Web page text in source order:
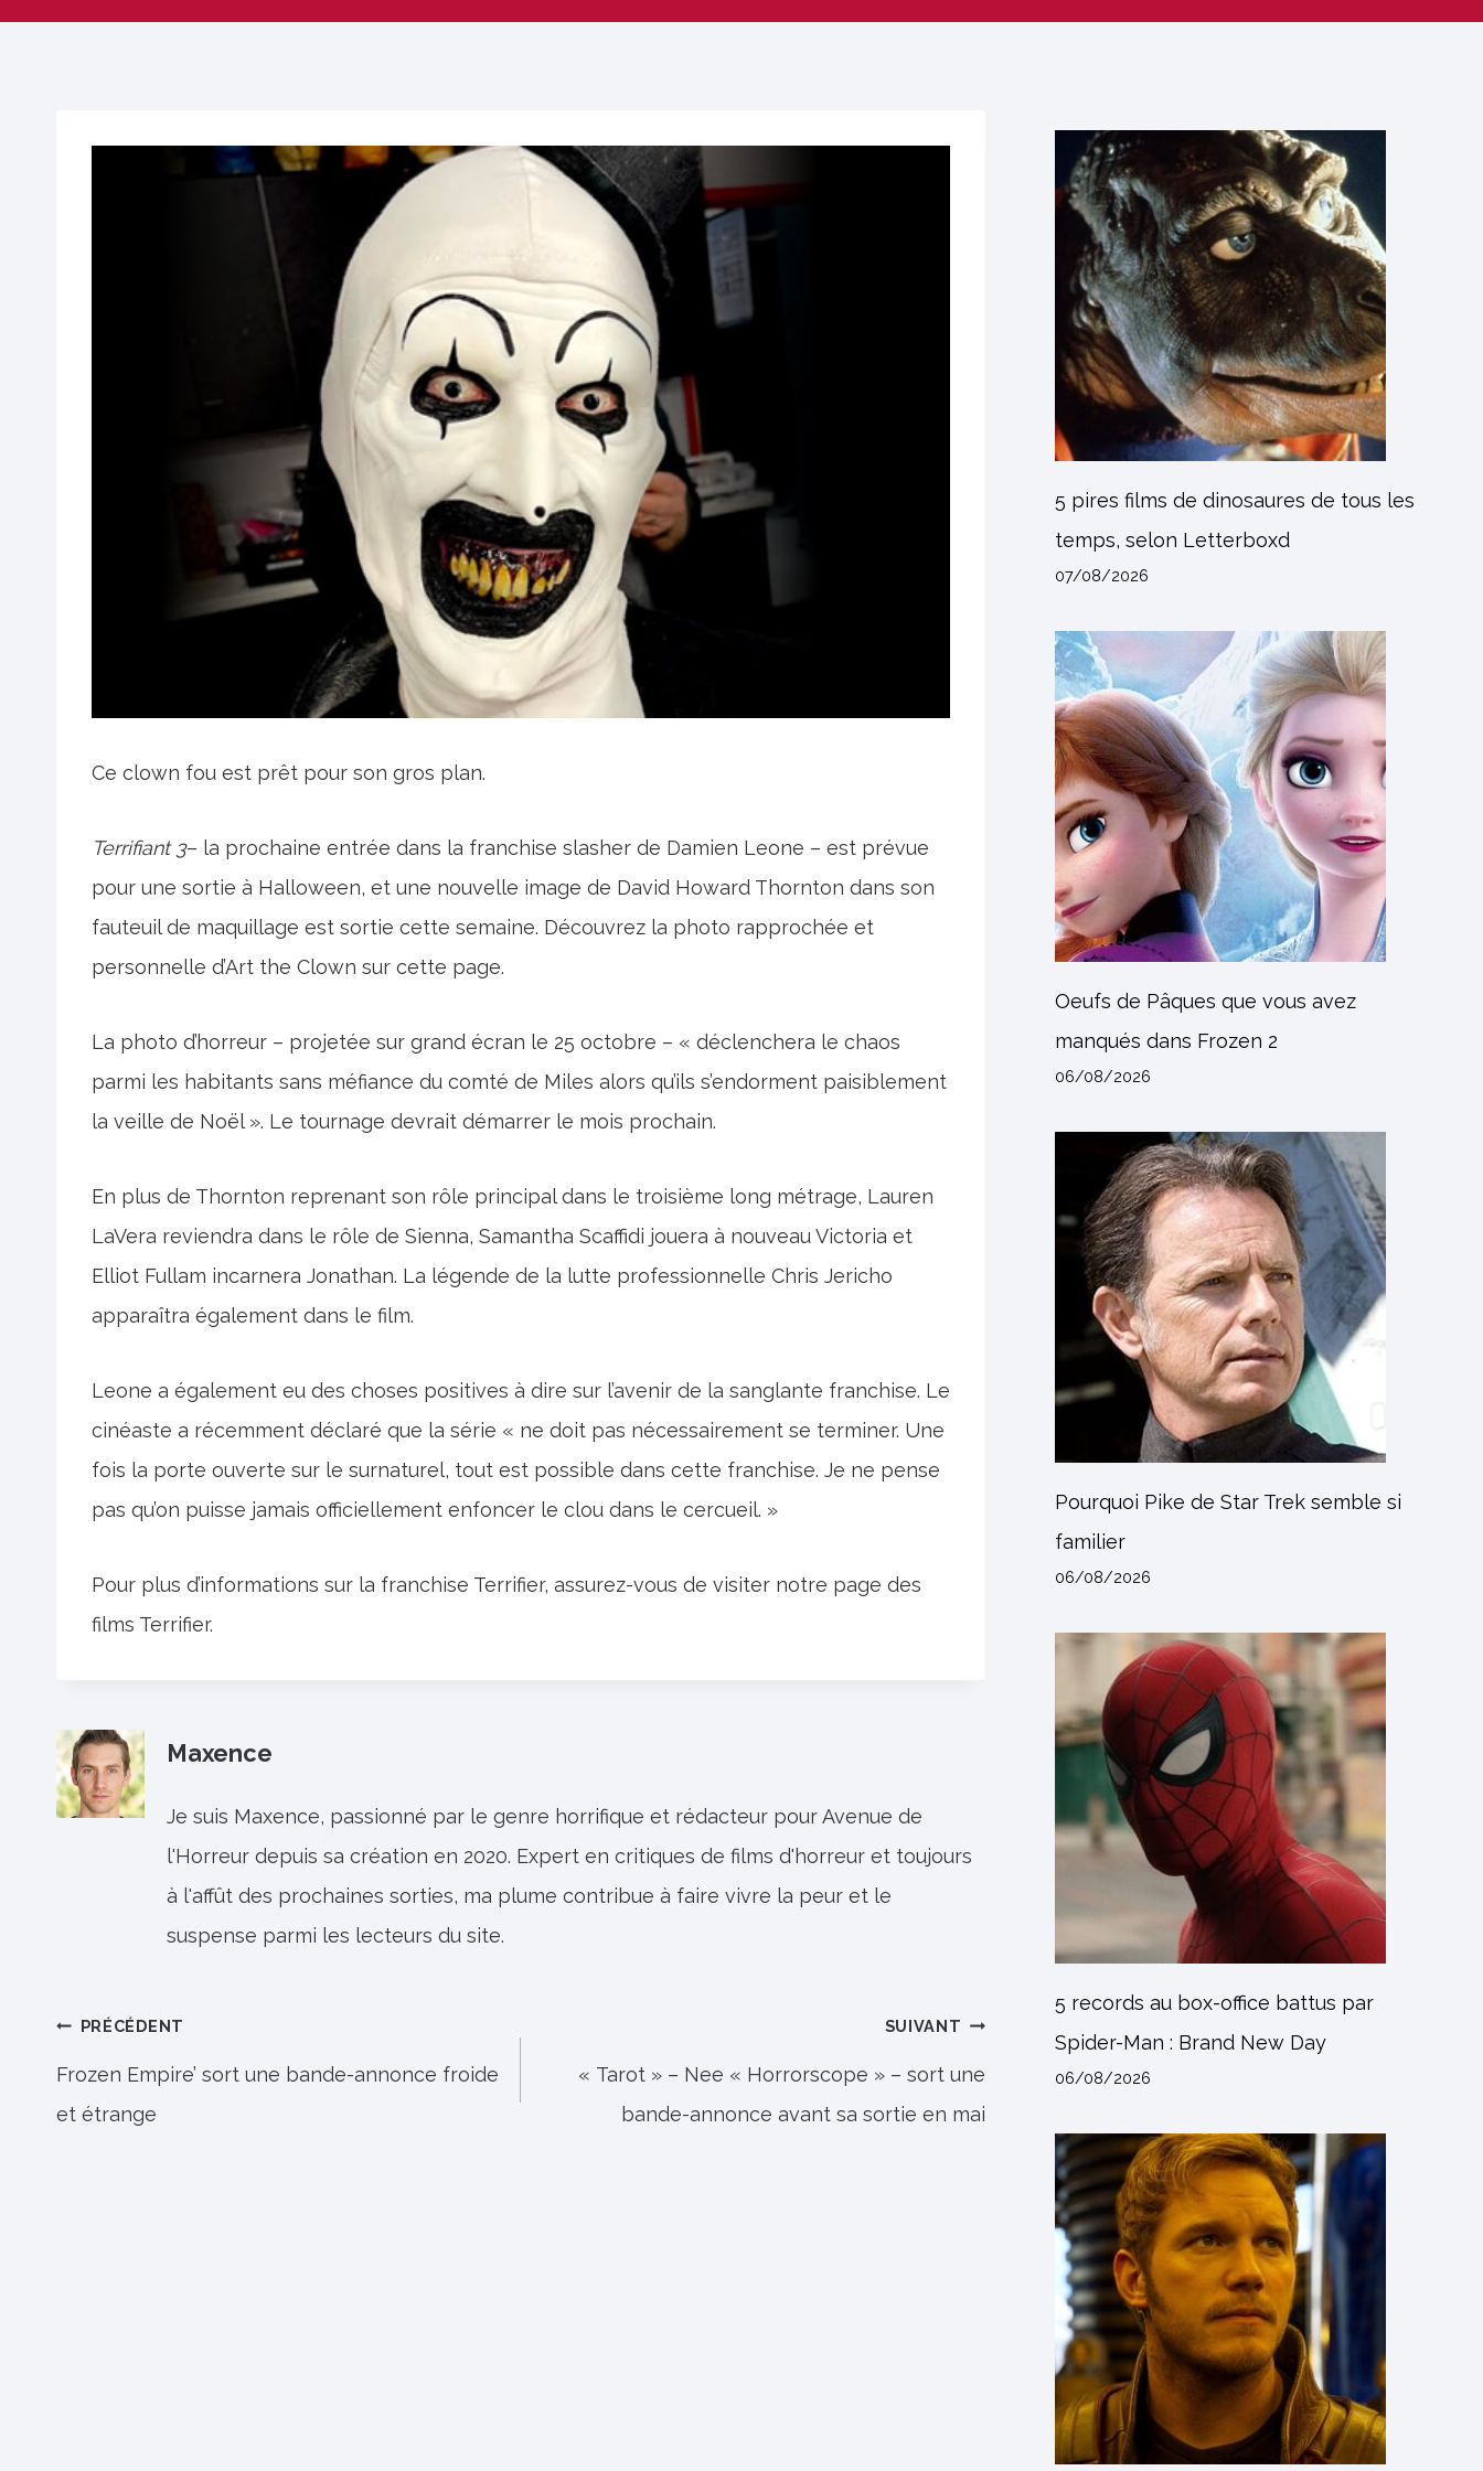
Ce clown fou est prêt pour son gros plan.
Terrifiant 3– la prochaine entrée dans la franchise slasher de Damien Leone – est prévue
pour une sortie à Halloween, et une nouvelle image de David Howard Thornton dans son
fauteuil de maquillage est sortie cette semaine. Découvrez la photo rapprochée et
personnelle d’Art the Clown sur cette page.
La photo d’horreur – projetée sur grand écran le 25 octobre – « déclenchera le chaos
parmi les habitants sans méfiance du comté de Miles alors qu’ils s’endorment paisiblement
la veille de Noël ». Le tournage devrait démarrer le mois prochain.
En plus de Thornton reprenant son rôle principal dans le troisième long métrage, Lauren
LaVera reviendra dans le rôle de Sienna, Samantha Scaffidi jouera à nouveau Victoria et
Elliot Fullam incarnera Jonathan. La légende de la lutte professionnelle Chris Jericho
apparaîtra également dans le film.
Leone a également eu des choses positives à dire sur l’avenir de la sanglante franchise. Le
cinéaste a récemment déclaré que la série « ne doit pas nécessairement se terminer. Une
fois la porte ouverte sur le surnaturel, tout est possible dans cette franchise. Je ne pense
pas qu’on puisse jamais officiellement enfoncer le clou dans le cercueil. »
Pour plus d’informations sur la franchise Terrifier, assurez-vous de visiter notre page des
films Terrifier.
Maxence
Je suis Maxence, passionné par le genre horrifique et rédacteur pour Avenue de
l'Horreur depuis sa création en 2020. Expert en critiques de films d'horreur et toujours
à l'affût des prochaines sorties, ma plume contribue à faire vivre la peur et le
suspense parmi les lecteurs du site.
Navigation
de
l’article
PRÉCÉDENT
Frozen Empire’ sort une bande-annonce froide
et étrange
SUIVANT
« Tarot » – Nee « Horrorscope » – sort une
bande-annonce avant sa sortie en mai
5 pires films de dinosaures de tous les
temps, selon Letterboxd
07/08/2026
Oeufs de Pâques que vous avez
manqués dans Frozen 2
06/08/2026
Pourquoi Pike de Star Trek semble si
familier
06/08/2026
5 records au box-office battus par
Spider-Man : Brand New Day
06/08/2026